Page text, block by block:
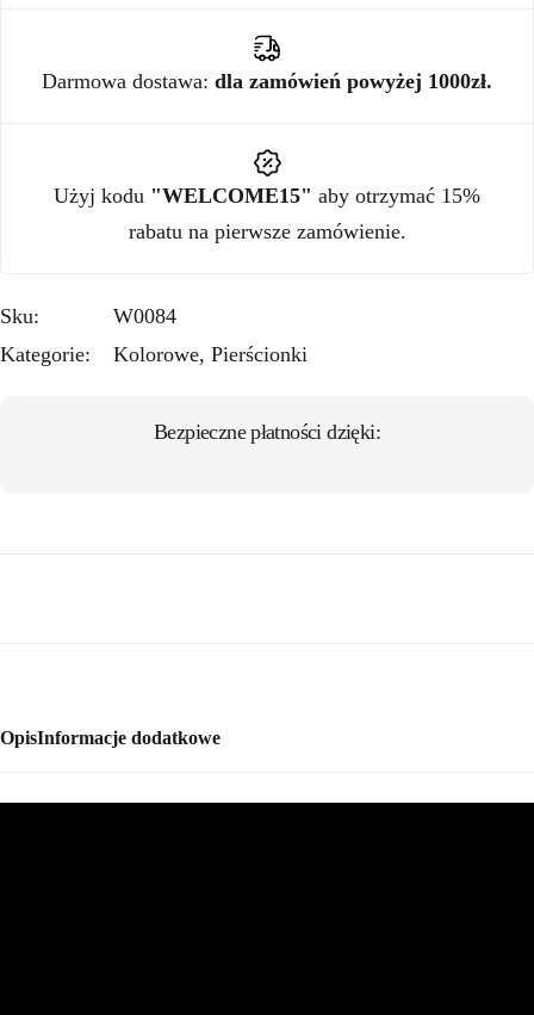
Darmowa dostawa: dla zamówień powyżej 1000zł.
Użyj kodu "WELCOME15" aby otrzymać 15%
rabatu na pierwsze zamówienie.
Sku:
W0084
Kategorie:
Kolorowe, Pierścionki
Bezpieczne płatności dzięki:
OpisInformacje dodatkowe